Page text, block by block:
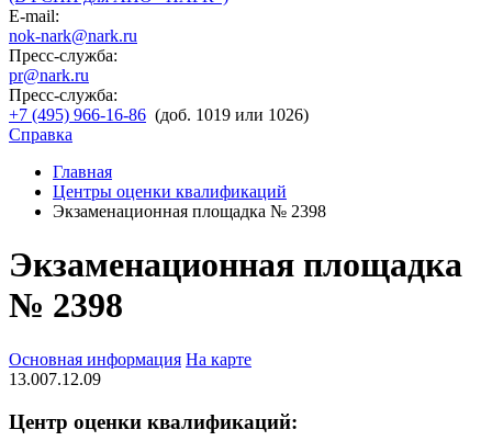
E-mail:
nok-nark@nark.ru
Пресс-служба:
pr@nark.ru
Пресс-служба:
+7 (495) 966-16-86 (доб. 1019 или 1026)
Справка
Главная
Центры оценки квалификаций
Экзаменационная площадка № 2398
Экзаменационная площадка
№ 2398
Основная информация На карте
13.007.12.09
Центр оценки квалификаций: